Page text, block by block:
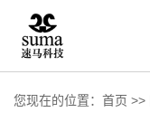
您现在的位置： 首页 >>